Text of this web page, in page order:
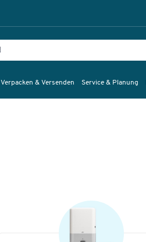
Verpacken & Versenden Service & Planung